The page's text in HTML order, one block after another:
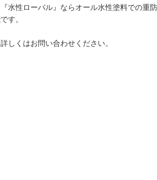
水性ローバル』ならオール水性塗料での重
す。
しくはお問い合わせください。